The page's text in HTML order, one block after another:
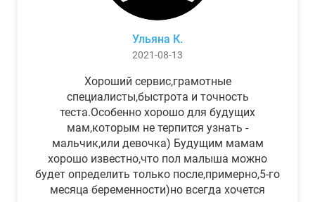
Ульяна К.
2021-08-13
Хороший сервис,грамотные
специалисты,быстрота и точность
теста.Особенно хорошо для будущих
мам,которым не терпится узнать -
мальчик,или девочка) Будущим мамам
хорошо известно,что пол малыша можно
будет определить только после,примерно,5-го
месяца беременности)но всегда хочется